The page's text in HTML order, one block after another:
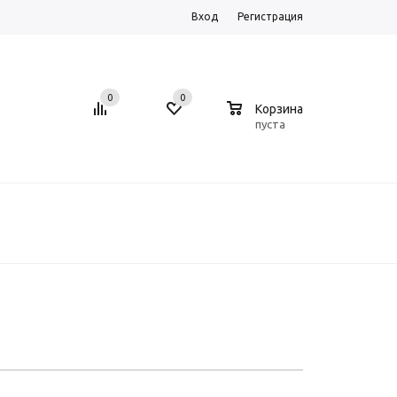
Вход Регистрация
0 0
Корзина
пуста